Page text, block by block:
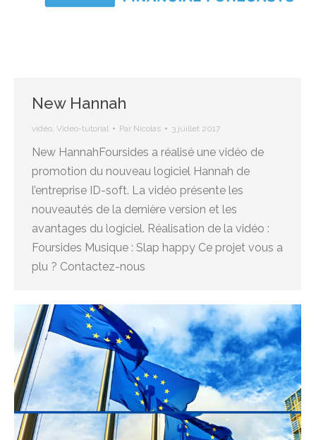
New Hannah
vidéo, Video-tutorial Par Nicolas 3 juillet 2017
New HannahFoursides a réalisé une vidéo de
promotion du nouveau logiciel Hannah de
l’entreprise ID-soft. La vidéo présente les
nouveautés de la dernière version et les
avantages du logiciel. Réalisation de la vidéo :
Foursides Musique : Slap happy Ce projet vous a
plu ? Contactez-nous